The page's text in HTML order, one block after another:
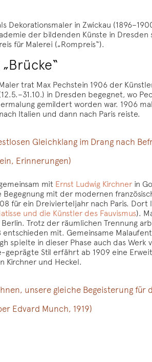
Dekorationsmaler in Zwickau
der bildenden Künste in
für Malerei („Rompreis“).
trat Max Pechstein 1906 der
in Dresden begegnet, wo
gemildert worden war. 1906
Italien und dann nach Paris reiste.
Gleichklang im Drang nach
Erinnerungen)
mit Ernst Ludwig Kirchnerin
mit der modernen
für ein Dreivierteljahr nach Paris.
und die Künstler des Fauvismus).
Trotz der räumlichen Trennung
entschieden mit. Gemeinsame
spielte in dieser Phase auch das
geprägte Stil erfährt ab 1909 eine
Kirchner und Heckel.
unsere gleiche Begeisterung
Edvard Munch, 1919)